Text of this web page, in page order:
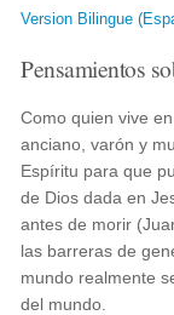
Version Bilingue
Pensamientos
Como quien vive
anciano, varón y
Espíritu para que
de Dios dada en
antes de morir
las barreras de
mundo realmente
del mundo.